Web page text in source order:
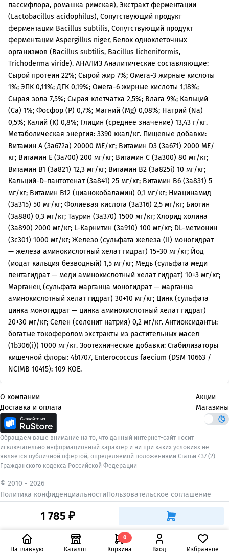
На главную Каталог
0
Корзина Вход Избранное
1 785 ₽
пассифлора, ромашка римская), Экстракт ферментации
(Lactobacillus acidophilus), Сопутствующий продукт
ферментации Bacillus subtilis, Сопутствующий продукт
ферментации Aspergillus niger, Белок одноклеточных
организмов (Bacillus subtilis, Bacillus licheniformis,
Trichoderma viride). АНАЛИЗ Аналитические составляющие:
Сырой протеин 22%; Сырой жир 7%; Омега-3 жирные кислоты
1%; ЭПК 0,11%; ДГК 0,19%; Омега-6 жирные кислоты 1,18%;
Сырая зола 7,5%; Сырая клетчатка 2,5%; Влага 9%; Кальций
(Са) 1%; Фосфор (P) 0,7%; Магний (Mg) 0,08%; Натрий (Na)
0,5%; Калий (K) 0,8%; Глицин (среднее значение) 13,43 г/кг.
Метаболическая энергия: 3390 ккал/кг. Пищевые добавки:
Витамин A (3a672a) 20000 МЕ/кг; Витамин D3 (3а671) 2000 МЕ/
кг; Витамин Е (3а700) 200 мг/кг; Витамин C (3a300) 80 мг/кг;
Витамин B1 (3a821) 12,3 мг/кг; Витамин B2 (3a825i) 10 мг/кг;
Кальций-D-пантотенат (3a841) 25 мг/кг; Витамин B6 (3a831) 5
мг/кг; Витамин B12 (цианокобаламин) 0,1 мг/кг; Ниацинамид
(3a315) 50 мг/кг; Фолиевая кислота (3a316) 2,5 мг/кг; Биотин
(3a880) 0,3 мг/кг; Таурин (3a370) 1500 мг/кг; Хлорид холина
(3a890) 2000 мг/кг; L-Карнитин (3a910) 100 мг/кг; DL-метионин
(3c301) 1000 мг/кг; Железо (сульфата железа (II) моногидрат
— железа аминокислотный хелат гидрат) 15+30 мг/кг; Йод
(иодат кальция безводный) 1,5 мг/кг; Медь (сульфата меди
пентагидрат — меди аминокислотный хелат гидрат) 10+3 мг/кг;
Марганец (сульфата марганца моногидрат — марганца
аминокислотный хелат гидрат) 30+10 мг/кг; Цинк (сульфата
цинка моногидрат — цинка аминокислотный хелат гидрат)
20+30 мг/кг; Селен (селенит натрия) 0,2 мг/кг. Антиоксиданты:
богатые токоферолом экстракты из растительных масел
(1b306(i)) 1000 мг/кг. Зоотехнические добавки: Стабилизаторы
кишечной флоры: 4b1707, Enterococcus faecium (DSM 10663 /
NCIMB 10415): 109 КОЕ.
О компании
Доставка и оплата
Акции
Магазины
Обращаем ваше внимание на то, что данный интернет-сайт носит
исключительно информационный характер и ни при каких условиях не
является публичной офертой, определяемой положениями Статьи 437 (2)
Гражданского кодекса Российской Федерации
© 2010 - 2026
Политика конфиденциальностиПользовательское соглашение